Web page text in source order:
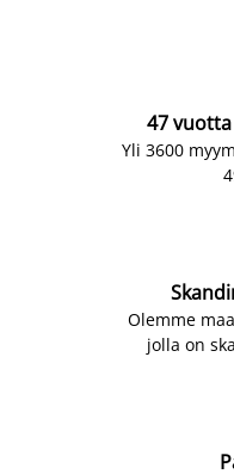
47
Yli 3600
Olemme
jolla on